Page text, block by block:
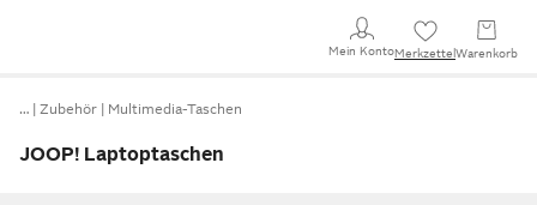
Mein KontoMerkzettel Warenkorb
… Zubehör Multimedia-Taschen
JOOP! Laptoptaschen